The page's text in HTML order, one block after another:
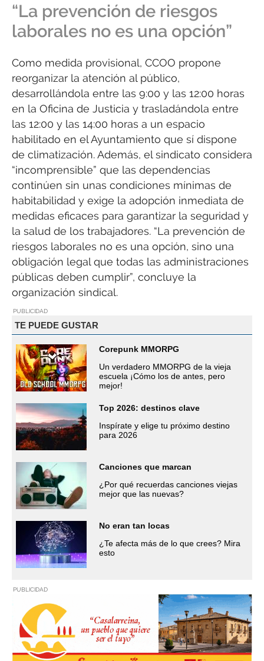
“La prevención de riesgos
laborales no es una opción”
Como medida provisional, CCOO propone
reorganizar la atención al público,
desarrollándola entre las 9:00 y las 12:00 horas
en la Oficina de Justicia y trasladándola entre
las 12:00 y las 14:00 horas a un espacio
habilitado en el Ayuntamiento que sí dispone
de climatización. Además, el sindicato considera
“incomprensible” que las dependencias
continúen sin unas condiciones mínimas de
habitabilidad y exige la adopción inmediata de
medidas eficaces para garantizar la seguridad y
la salud de los trabajadores. “La prevención de
riesgos laborales no es una opción, sino una
obligación legal que todas las administraciones
públicas deben cumplir”, concluye la
organización sindical.
PUBLICIDAD
TE PUEDE GUSTAR
Corepunk MMORPG
Un verdadero MMORPG de la vieja
escuela ¡Cómo los de antes, pero
mejor!
Top 2026: destinos clave
Inspírate y elige tu próximo destino
para 2026
Canciones que marcan
¿Por qué recuerdas canciones viejas
mejor que las nuevas?
No eran tan locas
¿Te afecta más de lo que crees? Mira
esto
PUBLICIDAD